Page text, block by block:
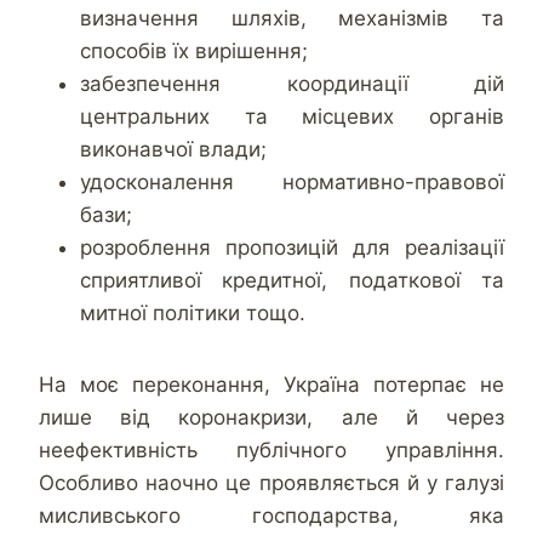
визначення шляхів, механізмів та
способів їх вирішення;
забезпечення координації дій
центральних та місцевих органів
виконавчої влади;
удосконалення нормативно-правової
бази;
розроблення пропозицій для реалізації
сприятливої кредитної, податкової та
митної політики тощо.
На моє переконання, Україна потерпає не
лише від коронакризи, але й через
неефективність публічного управління.
Особливо наочно це проявляється й у галузі
мисливського господарства, яка